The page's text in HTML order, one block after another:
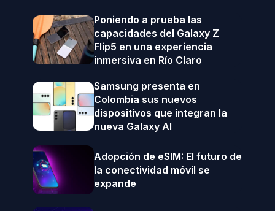
Poniendo a prueba las
capacidades del Galaxy Z
Flip5 en una experiencia
inmersiva en Río Claro
Samsung presenta en
Colombia sus nuevos
dispositivos que integran la
nueva Galaxy AI
Adopción de eSIM: El futuro de
la conectividad móvil se
expande